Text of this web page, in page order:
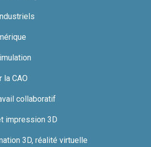
la CAO
collaboratif
impression 3D
3D, réalité virtuelle